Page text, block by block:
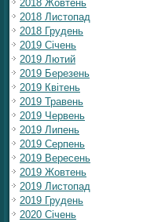
2018 Жовтень
2018 Листопад
2018 Грудень
2019 Січень
2019 Лютий
2019 Березень
2019 Квітень
2019 Травень
2019 Червень
2019 Липень
2019 Серпень
2019 Вересень
2019 Жовтень
2019 Листопад
2019 Грудень
2020 Січень